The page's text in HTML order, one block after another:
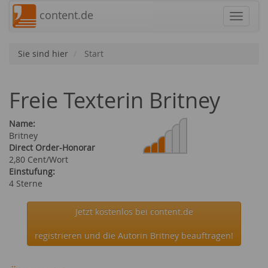
content.de
Sie sind hier Start
Freie Texterin Britney
Name:
Britney
Direct Order-Honorar
2,80 Cent/Wort
Einstufung:
4 Sterne
Jetzt kostenlos bei content.de
registrieren und die Autorin Britney beauftragen!